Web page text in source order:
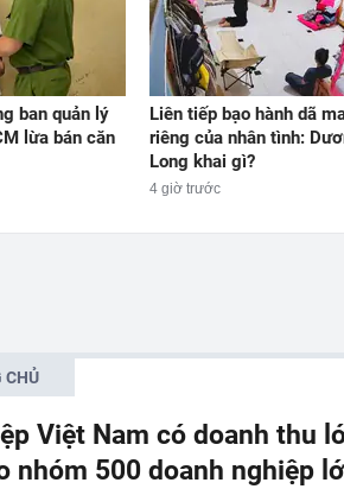
ban quản lý
lừa bán căn
Liên tiếp bạo hành dã
riêng của nhân tình:
Long khai gì?
4 giờ trước
CHỦ
Việt Nam có doanh thu
nhóm 500 doanh nghiệp